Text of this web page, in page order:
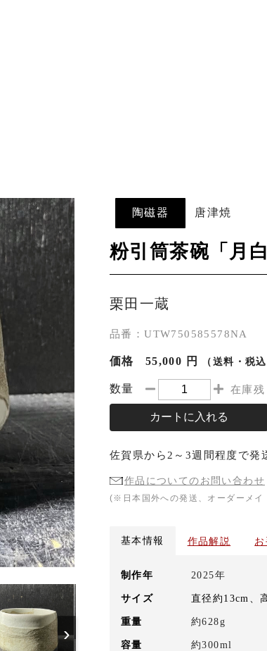
›
陶磁器 唐津焼
粉引筒茶碗「月
栗田一蔵
品番：UTW750585578NA
価格 55,000 円 （送料・税
数量 在庫
カートに入れる
佐賀県から 2～3週間程度で発
作品についてのお問い合わせ
(※日本国外への発送、オーダーメイ
基本情報 作品解説
制作年 2025年
サイズ 直径約13cm、
重量 約628g
容量 約300ml